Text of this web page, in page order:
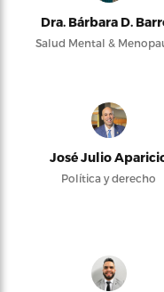
Dra. Bárbara D.
Salud Mental &
José Julio
Política y derecho